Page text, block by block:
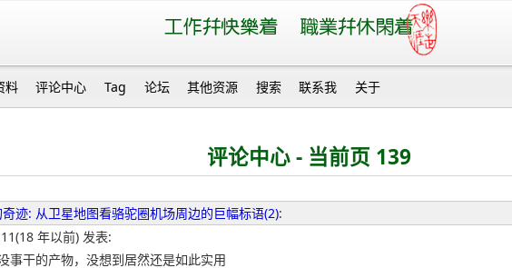
料 评论中心 Tag 论坛 其他资源 搜索 联系我
关于
评论中心 - 当前页 139
迹: 从卫星地图看骆驼圈机场周边的巨幅标语(2):
年以前) 发表:
事干的产物，没想到居然还是如此实用